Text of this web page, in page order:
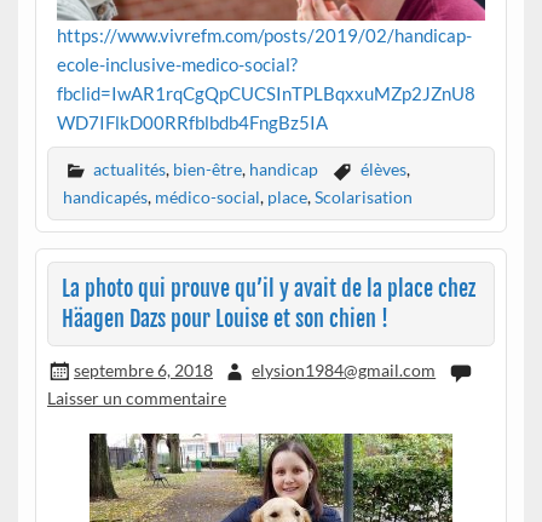
https://www.vivrefm.com/posts/2019/02/handicap-
ecole-inclusive-medico-social?
fbclid=IwAR1rqCgQpCUCSInTPLBqxxuMZp2JZnU8
WD7IFlkD00RRfblbdb4FngBz5IA
actualités, bien-être, handicap élèves,
handicapés, médico-social, place,Scolarisation
La photo qui prouve qu’il y avait de la place chez
Häagen Dazs pour Louise et son chien !
septembre 6, 2018
elysion1984@gmail.com
Laisser un commentaire